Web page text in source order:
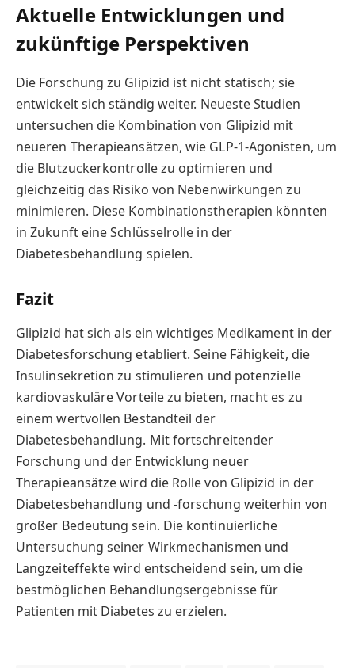
Aktuelle Entwicklungen und
zukünftige Perspektiven
Die Forschung zu Glipizid ist nicht statisch; sie
entwickelt sich ständig weiter. Neueste Studien
untersuchen die Kombination von Glipizid mit
neueren Therapieansätzen, wie GLP-1-Agonisten, um
die Blutzuckerkontrolle zu optimieren und
gleichzeitig das Risiko von Nebenwirkungen zu
minimieren. Diese Kombinationstherapien könnten
in Zukunft eine Schlüsselrolle in der
Diabetesbehandlung spielen.
Fazit
Glipizid hat sich als ein wichtiges Medikament in der
Diabetesforschung etabliert. Seine Fähigkeit, die
Insulinsekretion zu stimulieren und potenzielle
kardiovaskuläre Vorteile zu bieten, macht es zu
einem wertvollen Bestandteil der
Diabetesbehandlung. Mit fortschreitender
Forschung und der Entwicklung neuer
Therapieansätze wird die Rolle von Glipizid in der
Diabetesbehandlung und -forschung weiterhin von
großer Bedeutung sein. Die kontinuierliche
Untersuchung seiner Wirkmechanismen und
Langzeiteffekte wird entscheidend sein, um die
bestmöglichen Behandlungsergebnisse für
Patienten mit Diabetes zu erzielen.